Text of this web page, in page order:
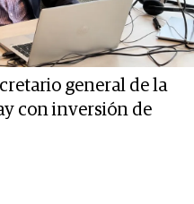
general de la
con inversión de